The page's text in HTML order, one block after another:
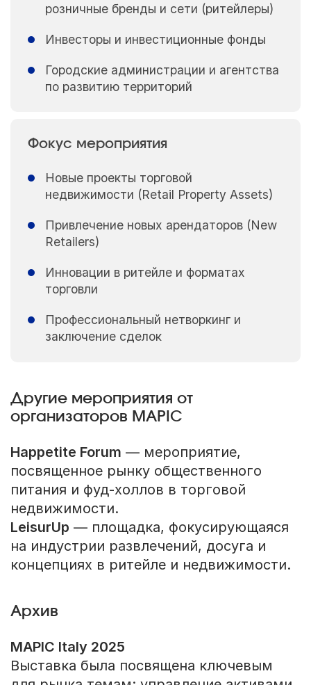
розничные бренды и сети (ритейлеры)
Инвесторы и инвестиционные фонды
Городские администрации и агентства
по развитию территорий
Фокус мероприятия
Новые проекты торговой
недвижимости (Retail Property Assets)
Привлечение новых арендаторов (New
Retailers)
Инновации в ритейле и форматах
торговли
Профессиональный нетворкинг и
заключение сделок
Другие мероприятия от
организаторов MAPIC
Happetite Forum — мероприятие,
посвященное рынку общественного
питания и фуд-холлов в торговой
недвижимости.
LeisurUp — площадка, фокусирующаяся
на индустрии развлечений, досуга и
концепциях в ритейле и недвижимости.
Архив
MAPIC Italy 2025
Выставка была посвящена ключевым